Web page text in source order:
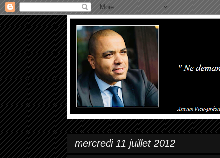
mercredi 11 juillet 2012